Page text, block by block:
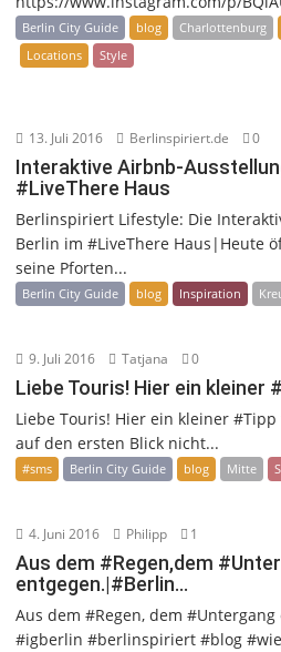
Berlin City Guide blog Charlottenburg
Locations
Style
13. Juli 2016 Berlinspiriert.de 0
Interaktive Airbnb-
#LiveThere Haus
Berlinspiriert Lifestyle: Die
Berlin im #LiveThere Haus|Heute
seine Pforten...
Berlin City Guide blog Inspiration
9. Juli 2016 Tatjana 0
Liebe Touris! Hier ein kleiner
Liebe Touris! Hier ein kleiner
auf den ersten Blick nicht...
#sms Berlin City Guide blog Mitte
4. Juni 2016 Philipp 1
Aus dem #Regen,dem
entgegen.|#Berlin…
Aus dem #Regen, dem
#igberlin #berlinspiriert #blog